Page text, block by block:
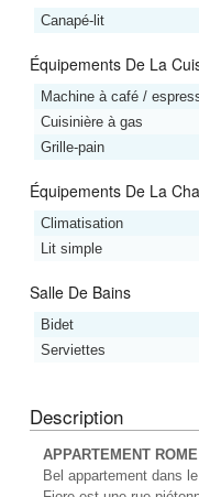
Canapé-lit
Équipements De La
Machine à café /
Cuisinière à gas
Grille-pain
Équipements De La
Climatisation
Lit simple
Salle De Bains
Bidet
Serviettes
Description
APPARTEMENT
Bel appartement dans